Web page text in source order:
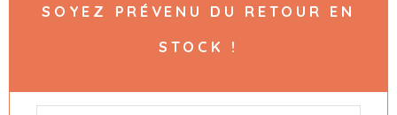
SOYEZ PRÉVENU DU RETOUR EN
STOCK !